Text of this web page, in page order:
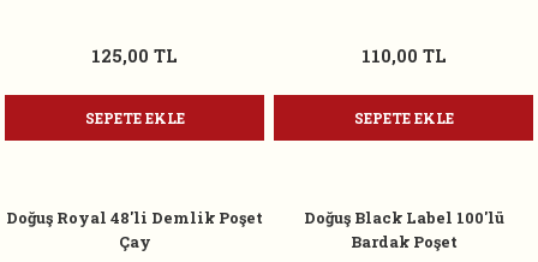
125,00 TL
SEPETE EKLE
110,00 TL
SEPETE EKLE
Doğuş Royal 48'li Demlik Poşet
Çay
Doğuş Black Label 100'lü
Bardak Poşet